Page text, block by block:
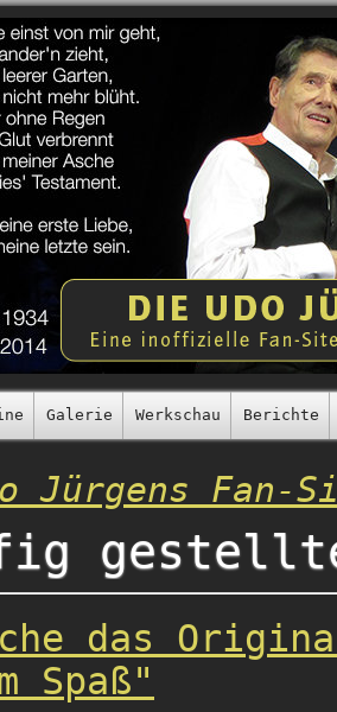
Galerie Werkschau Berichte
Jürgens Fan-
das
Spaß"